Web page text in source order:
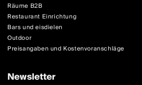
Räume B2B
Restaurant Einrichtung
Bars und eisdielen
Outdoor
Preisangaben und Kostenvoranschläge
Newsletter